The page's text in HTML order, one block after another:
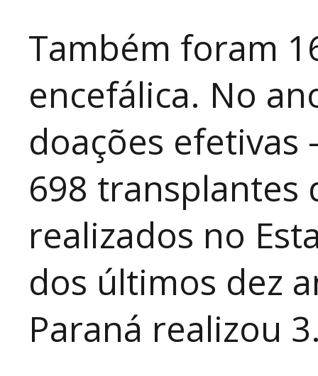
Também foram
encefálica. No
doações efetivas
698 transplantes
realizados no
dos últimos dez
Paraná realizou